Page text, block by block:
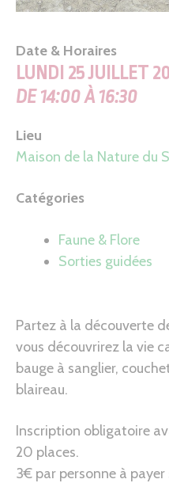
Date & Horaires
LUNDI 25 JUILLET
DE 14:00 À 16:30
Lieu
Maison de la Nature du
Catégories
Faune & Flore
Sorties guidées
Partez à la découverte
vous découvrirez la vie
bauge à sanglier,
blaireau.
Inscription obligatoire
20 places.
3€ par personne à payer